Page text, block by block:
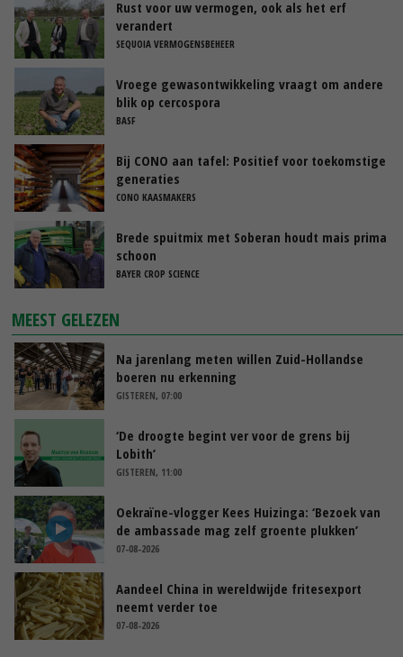
Rust voor uw vermogen, ook als het erf
verandert
SEQUOIA VERMOGENSBEHEER
Vroege gewasontwikkeling vraagt om andere
blik op cercospora
BASF
Bij CONO aan tafel: Positief voor toekomstige
generaties
CONO KAASMAKERS
Brede spuitmix met Soberan houdt mais prima
schoon
BAYER CROP SCIENCE
MEEST GELEZEN
Na jarenlang meten willen Zuid-Hollandse
boeren nu erkenning
GISTEREN, 07:00
‘De droogte begint ver voor de grens bij
Lobith’
GISTEREN, 11:00
Oekraïne-vlogger Kees Huizinga: ‘Bezoek van
de ambassade mag zelf groente plukken’
07-08-2026
Aandeel China in wereldwijde fritesexport
neemt verder toe
07-08-2026